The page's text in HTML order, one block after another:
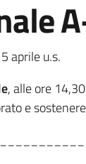
aprile u.s.
, alle ore
e